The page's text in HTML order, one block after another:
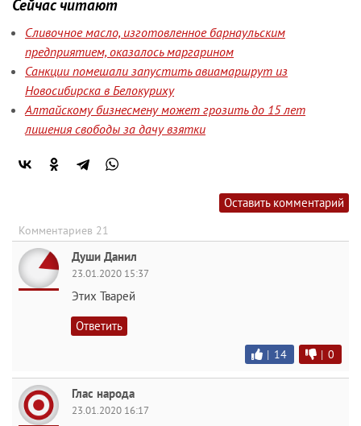
Сейчас читают
Сливочное масло, изготовленное барнаульским
предприятием, оказалось маргарином
Санкции помешали запустить авиамаршрут из
Новосибирска в Белокуриху
Алтайскому бизнесмену может грозить до 15 лет
лишения свободы за дачу взятки
Оставить комментарий
Комментариев 21
Души Данил
23.01.2020 15:37
Этих Тварей
Ответить
| 14 | 0
Глас народа
23.01.2020 16:17